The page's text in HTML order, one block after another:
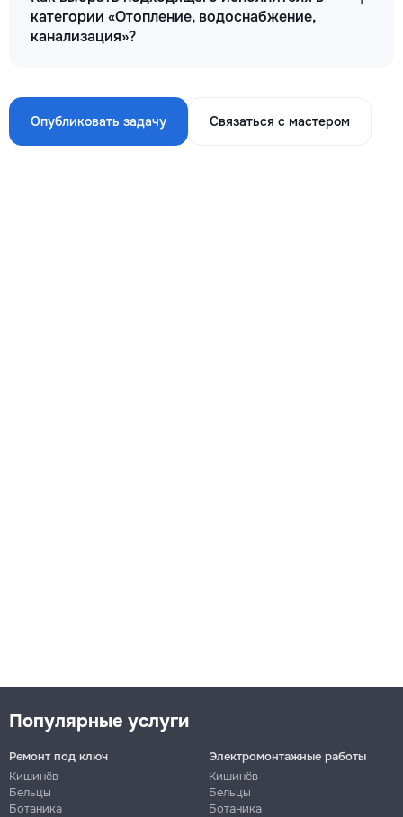
категории «Отопление, водоснабжение,
канализация»?
Опубликовать задачу Связаться с мастером
Популярные услуги
Ремонт под ключ
Кишинёв
Бельцы
Ботаника
Электромонтажные работы
Кишинёв
Бельцы
Ботаника